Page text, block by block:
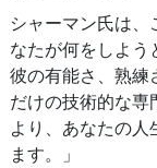
シャーマン氏は
なたが何をしよう
彼の有能さ、熟練
だけの技術的な専
より、あなたの
ます。」